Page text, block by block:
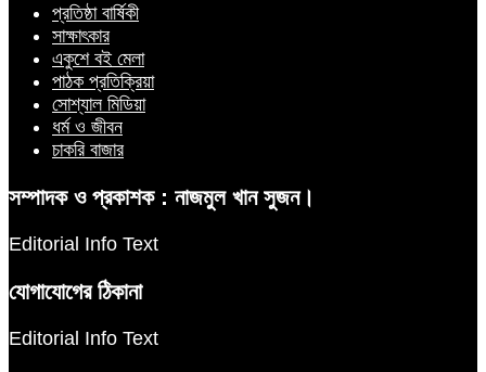
প্রতিষ্ঠা বার্ষিকী
সাক্ষাৎকার
একুশে বই মেলা
পাঠক প্রতিক্রিয়া
সোশ্যাল মিডিয়া
ধর্ম ও জীবন
চাকরি বাজার
সম্পাদক ও প্রকাশক : নাজমুল খান সুজন।
Editorial Info Text
যোগাযোগের ঠিকানা
Editorial Info Text